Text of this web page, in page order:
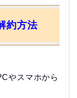
約方法
やスマホから